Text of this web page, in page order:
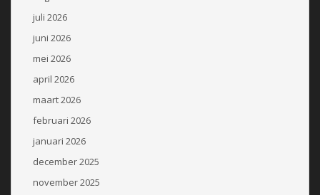
juli 2026
juni 2026
mei 2026
april 2026
maart 2026
februari 2026
januari 2026
december 2025
november 2025